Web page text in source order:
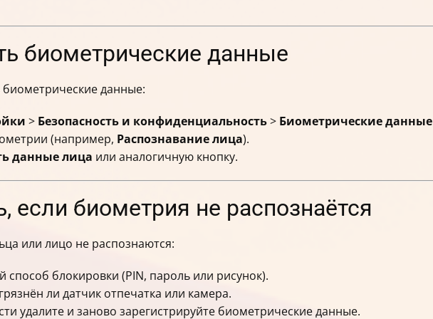
биометрические данные
биометрические данные:
> Безопасность и конфиденциальность> Биометрические данные
(например, Распознавание лица).
данные лица или аналогичную кнопку.
если биометрия не распознаётся
или лицо не распознаются:
способ блокировки (PIN, пароль или рисунок).
ли датчик отпечатка или камера.
удалите и заново зарегистрируйте биометрические данные.